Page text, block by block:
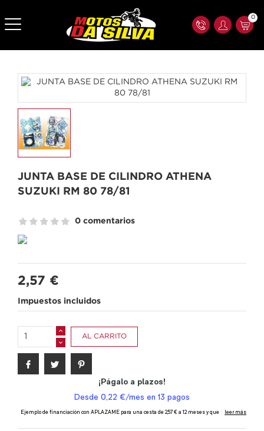
0
JUNTA BASE DE CILINDRO ATHENA
SUZUKI RM 80 78/81
0 comentarios
2,57 €
Impuestos incluidos
AL CARRITO